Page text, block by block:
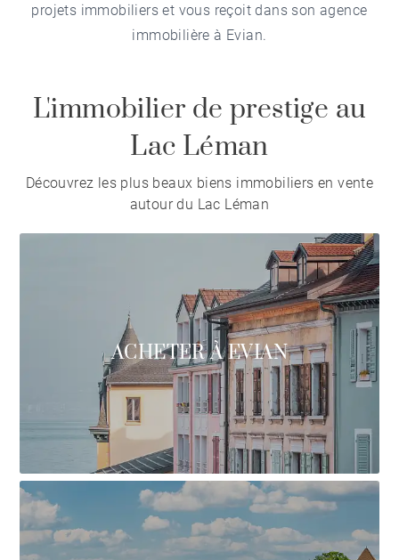
projets immobiliers et vous reçoit dans sonagence
immobilière à Evian.
L'immobilier de prestige au
Lac Léman
Découvrez les plus beaux biens immobiliers en vente
autour du Lac Léman
ACHETER À EVIAN